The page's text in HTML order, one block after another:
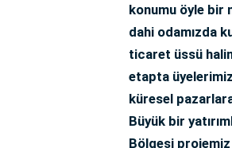
konumu öyle bir
dahi odamızda
ticaret üssü
etapta
küresel
Büyük bir
Bölgesi